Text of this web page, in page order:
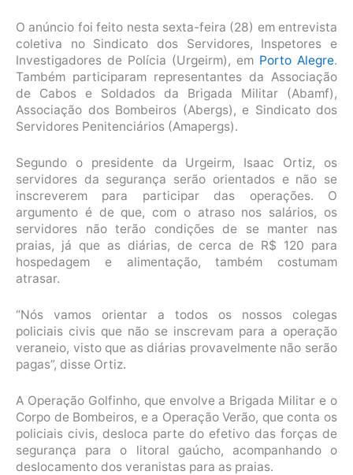
O anúncio foi feito nesta sexta-feira (28) em entrevista
coletiva no Sindicato dos Servidores, Inspetores e
Investigadores de Polícia (Urgeirm), em Porto Alegre.
Também participaram representantes da Associação
de Cabos e Soldados da Brigada Militar (Abamf),
Associação dos Bombeiros (Abergs), e Sindicato dos
Servidores Penitenciários (Amapergs).
Segundo o presidente da Urgeirm, Isaac Ortiz, os
servidores da segurança serão orientados e não se
inscreverem para participar das operações. O
argumento é de que, com o atraso nos salários, os
servidores não terão condições de se manter nas
praias, já que as diárias, de cerca de R$ 120 para
hospedagem e alimentação, também costumam
atrasar.
“Nós vamos orientar a todos os nossos colegas
policiais civis que não se inscrevam para a operação
veraneio, visto que as diárias provavelmente não serão
pagas”, disse Ortiz.
A Operação Golfinho, que envolve a Brigada Militar e o
Corpo de Bombeiros, e a Operação Verão, que conta os
policiais civis, desloca parte do efetivo das forças de
segurança para o litoral gaúcho, acompanhando o
deslocamento dos veranistas para as praias.